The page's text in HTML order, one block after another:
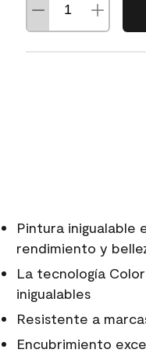
Pintura inigualable
rendimiento y
La tecnología
inigualables
Resistente a
Encubrimiento